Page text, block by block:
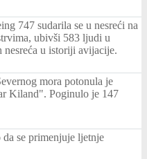
747 sudarila se u nesreći na
ubivši 583 ljudi u
u istoriji avijacije.
mora potonula je
Kiland". Poginulo je 147
se primenjuje ljetnje